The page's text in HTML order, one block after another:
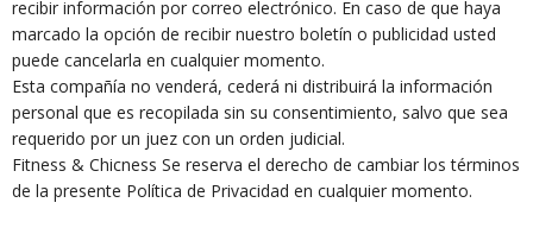
recibir información por correo electrónico. En caso de que haya
marcado la opción de recibir nuestro boletín o publicidad usted
puede cancelarla en cualquier momento.
Esta compañía no venderá, cederá ni distribuirá la información
personal que es recopilada sin su consentimiento, salvo que sea
requerido por un juez con un orden judicial.
Fitness & Chicness Se reserva el derecho de cambiar los términos
de la presente Política de Privacidad en cualquier momento.